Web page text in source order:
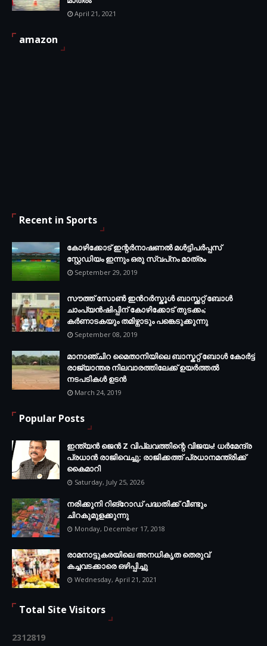
April 21, 2021
amazon
Recent in Sports
കോഴിക്കോട് ഇന്റര്‍നാഷണല്‍ മള്‍ട്ടിപര്‍പ്പസ്
സ്റ്റേഡിയം ഇന്നും ഒരു സ്വപ്‌നം മാത്രം
September 29, 2019
സൗത്ത് സോണ്‍ ഇന്‍റര്‍സ്കൂള്‍ ബാസ്ക്കറ്റ് ബോൾ
ചാംപ്യന്‍ഷിപ്പിന് കോഴിക്കോട് തുടക്കം;
കർണാടകയും തമിഴ്നാടും പങ്കെടുക്കുന്നു
September 08, 2019
മാനാഞ്ചിറ മൈതാനിയിലെ ബാസ്കറ്റ് ബോള്‍ കോര്‍ട്ട്
രാജ്യാന്തര നിലവാരത്തിലേക്ക് ഉയര്‍ത്തൽ
നടപടികള്‍ ഉടന്‍
March 24, 2019
Popular Posts
ഇന്ത്യൻ ജെൻ Z വിപ്ലവത്തിന്റെ വിജയം! ധർമേന്ദ്ര
പ്രധാൻ രാജിവെച്ചു; രാജിക്കത്ത് പ്രധാനമന്ത്രിക്ക്
കൈമാറി
Saturday, July 25, 2026
നരിക്കുനി റിങ്റോഡ് പദ്ധതിക്ക് വീണ്ടും
ചിറകുമുളക്കുന്നു
Monday, December 17, 2018
രാമനാട്ടുകരയിലെ അനധികൃത തെരുവ്
കച്ചവടക്കാരെ ഒഴിപ്പിച്ചു
Wednesday, April 21, 2021
Total Site Visitors
2312819